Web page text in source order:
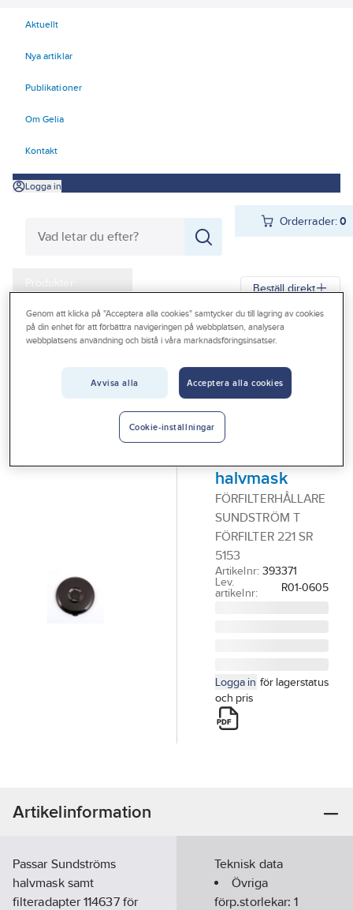
Aktuellt
Nya artiklar
Publikationer
Om Gelia
Kontakt
Logga in
Orderrader:0
Produkter
Kampanjer
Outlet
Beställ direkt
Gelia Produkter Personligt skydd
Andningsskydd
Förfilterhållare
Sundström
halvmask
FÖRFILTERHÅLLARE
SUNDSTRÖM T
FÖRFILTER 221 SR
5153
Artikelnr: 393371
Lev.
artikelnr:
R01-0605
Logga in för lagerstatus
och pris
Artikelinformation
Passar Sundströms
halvmask samt
filteradapter 114637 för
Teknisk data
Övriga
förp.storlekar:1
Genom att klicka på "Acceptera alla cookies" samtycker du till lagring av cookies
på din enhet för att förbättra navigeringen på webbplatsen, analysera
webbplatsens användning och bistå i våra marknadsföringsinsatser.
Avvisa alla Acceptera alla cookies
Cookie-inställningar